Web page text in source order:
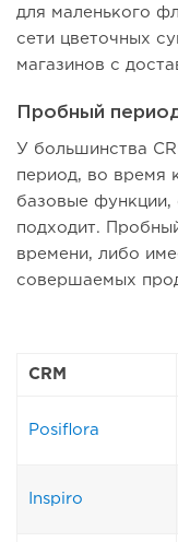
для маленького
сети цветочных
магазинов с
Пробный
У большинства
период, во время
базовые функции,
подходит.
времени, либо
совершаемых
CRM
Posiflora
Inspiro